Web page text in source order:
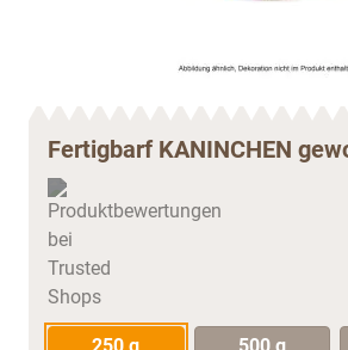
Fertigbarf KANINCHEN